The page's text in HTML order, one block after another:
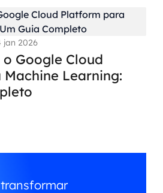
jan 2026
Google Cloud
Learning: